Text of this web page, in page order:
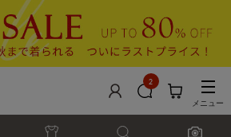
2
メニュー